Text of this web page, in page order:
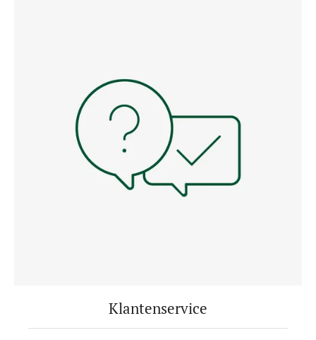
Klantenservice